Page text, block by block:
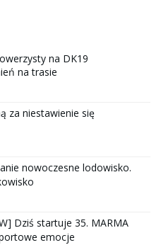
na DK19
na trasie
za niestawienie się
nowoczesne lodowisko.
Dziś startuje 35. MARMA
emocje